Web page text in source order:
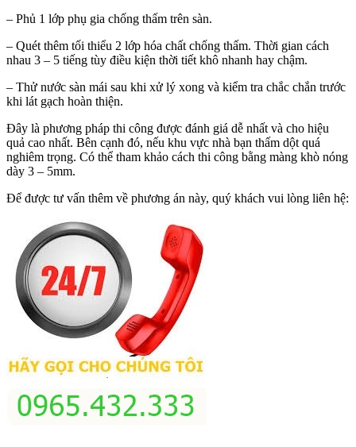
– Phủ 1 lớp phụ gia chống thấm trên sàn.
– Quét thêm tối thiểu 2 lớp hóa chất chống thấm. Thời gian cách
nhau 3 – 5 tiếng tùy điều kiện thời tiết khô nhanh hay chậm.
– Thử nước sàn mái sau khi xử lý xong và kiểm tra chắc chắn trước
khi lát gạch hoàn thiện.
Đây là phương pháp thi công được đánh giá dễ nhất và cho hiệu
quả cao nhất. Bên cạnh đó, nếu khu vực nhà bạn thấm dột quá
nghiêm trọng. Có thể tham khảo cách thi công bằng màng khò nóng
dày 3 – 5mm.
Để được tư vấn thêm về phương án này, quý khách vui lòng liên hệ: